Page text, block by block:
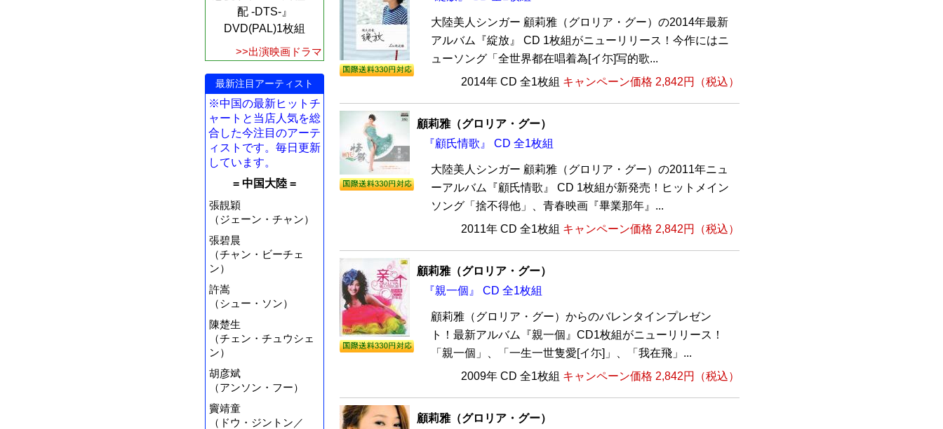
配 -DTS-』
DVD(PAL)1枚組
>>出演映画ドラマ
最新注目アーティスト
※中国の最新ヒットチ
ャートと当店人気を総
合した今注目のアーテ
ィストです。毎日更新
しています。
= 中国大陸 =
張靚穎
（ジェーン・チャン）
張碧晨
（チャン・ビーチェ
ン）
許嵩
（シュー・ソン）
陳楚生
（チェン・チュウシェ
ン）
胡彦斌
（アンソン・フー）
竇靖童
（ドウ・ジントン／
大陸美人シンガー 顧莉雅（グロリア・グー）の2014年最新
アルバム『綻放』 CD 1枚組がニューリリース！今作にはニ
ューソング「全世界都在唱着為[イ尓]写的歌...
2014年 CD 全1枚組 キャンペーン価格 2,842円（税込）
顧莉雅（グロリア・グー）
『顧氏情歌』 CD 全1枚組
大陸美人シンガー 顧莉雅（グロリア・グー）の2011年ニュ
ーアルバム『顧氏情歌』 CD 1枚組が新発売！ヒットメイン
ソング「捨不得他」、青春映画『畢業那年』...
2011年 CD 全1枚組 キャンペーン価格 2,842円（税込）
顧莉雅（グロリア・グー）
『親一個』 CD 全1枚組
顧莉雅（グロリア・グー）からのバレンタインプレゼン
ト！最新アルバム『親一個』CD1枚組がニューリリース！
「親一個」、「一生一世隻愛[イ尓]」、「我在飛」...
2009年 CD 全1枚組 キャンペーン価格 2,842円（税込）
顧莉雅（グロリア・グー）